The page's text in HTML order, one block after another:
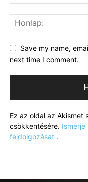
Save my name,
next time I comment.
Ez az oldal az Akismet
csökkentésére.
feldolgozását .